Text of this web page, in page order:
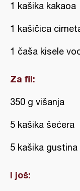
1 kašika kakaoa
1 kašičica
1 čaša kisele
Za fil:
350 g višanja
5 kašika šećera
5 kašika gustina
I još: